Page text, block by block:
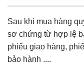
Sau khi mua hàng
sơ chứng từ hợp lệ
phiếu giao hàng,
bảo hành ....